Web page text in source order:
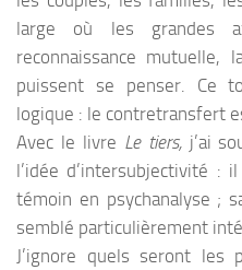
large où les grandes
reconnaissance mutuelle,
puissent se penser. Ce
logique : le contretransfert
Avec le livre Le tiers, j’ai
l’idée d’intersubjectivité :
témoin en psychanalyse ;
semblé particulièrement
J’ignore quels seront les